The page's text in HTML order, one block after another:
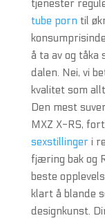
tjenester
tube porn til
å ta av og tåka
dalen. Nei, vi
kvalitet som
Den mest
MXZ X-RS,
sexstillingeri
fjæring bak og
beste
klart å blande
designkunst.